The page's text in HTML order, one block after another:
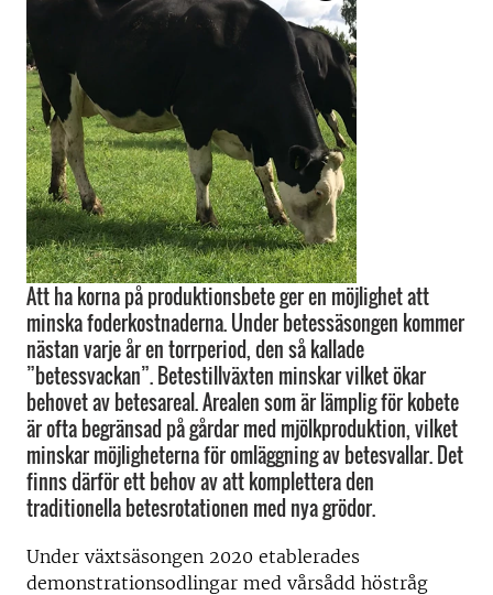
Att ha korna på produktionsbete ger en möjlighet att
minska foderkostnaderna. Under betessäsongen kommer
nästan varje år en torrperiod, den så kallade
”betessvackan”. Betestillväxten minskar vilket ökar
behovet av betesareal. Arealen som är lämplig för kobete
är ofta begränsad på gårdar med mjölkproduktion, vilket
minskar möjligheterna för omläggning av betesvallar. Det
finns därför ett behov av att komplettera den
traditionella betesrotationen med nya grödor.
Under växtsäsongen 2020 etablerades
demonstrationsodlingar med vårsådd höstråg